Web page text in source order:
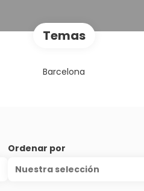
Temas
Barcelona
Ordenar por
Nuestra selección